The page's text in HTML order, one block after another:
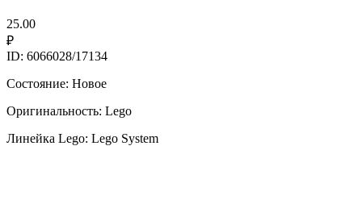
25.00
₽
ID: 6066028/17134
Состояние: Новое
Оригинальность: Lego
Линейка Lego: Lego System